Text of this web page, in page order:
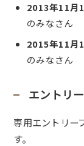
2013年11月
のみなさん
2015年11月
のみなさん
エントリ
専用エントリー
す。